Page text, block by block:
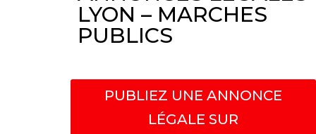
LYON – MARCHES
PUBLICS
PUBLIEZ UNE ANNONCE
LÉGALE SUR